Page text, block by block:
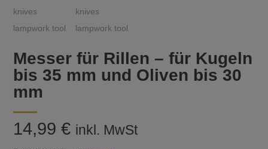
Messer für Rillen – für Kugeln
bis 35 mm und Oliven bis 30
mm
14,99€ inkl. MwSt